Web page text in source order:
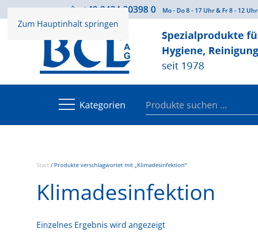
Zum Hauptinhalt springen
Beratung +49 9434 20398 0 Mo - Do 8 - 17 Uhr & Fr 8 - 12 Uhr
Kategorien
Suchen
nach:
Start / Produkte verschlagwortet mit „Klimadesinfektion“
Klimadesinfektion
Einzelnes Ergebnis wird angezeigt